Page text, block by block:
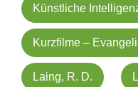
Künstliche
Kurzfilme –
Laing, R. D.